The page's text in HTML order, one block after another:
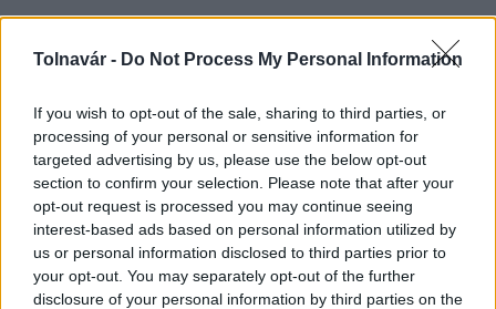
Tolnavár - Do Not Process My Personal Information
If you wish to opt-out of the sale, sharing to third parties, or
processing of your personal or sensitive information for
targeted advertising by us, please use the below opt-out
section to confirm your selection. Please note that after your
opt-out request is processed you may continue seeing
interest-based ads based on personal information utilized by
us or personal information disclosed to third parties prior to
your opt-out. You may separately opt-out of the further
disclosure of your personal information by third parties on the
Országos hírek
Kecskeméten is szakirányú továbbképzésekkel erősít a
Gál Ferenc Egyetem